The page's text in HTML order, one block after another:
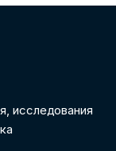
исследования